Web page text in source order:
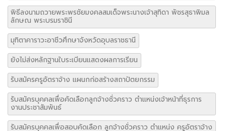
พิธีลงนามถวายพระพรชัยมงคลสมเด็จพระนางเจ้าสุทิดา พัชรสุธาพิมล
ลักษณ พระบรมราชินี
มุทิตาคาราวะอาชีวศึกษาจังหวัดอุบลราชธานี
ยังไม่ส่งหลักฐานใบระเบียนแสดงผลการเรียน
รับสมัครครูอัตราจ้าง แผนกก่อสร้างสถาปัตยกรรม
รับสมัครบุคคลเพื่อคัดเลือกลูกจ้างชั่วคราว ตำแหน่งเจ้าหน้าที่ธุรการ
งานประชาสัมพันธ์
รับสมัครบุคคลเพื่อสอบคัดเลือก ลูกจ้างชั่วคราว ตำแหน่ง ครูอัตราจ้าง